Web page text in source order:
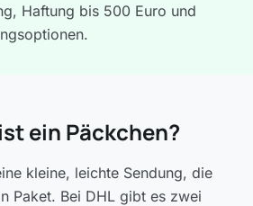
Haftung bis 500 Euro und
ein Päckchen?
kleine, leichte Sendung, die
Paket. Bei DHL gibt es zwei